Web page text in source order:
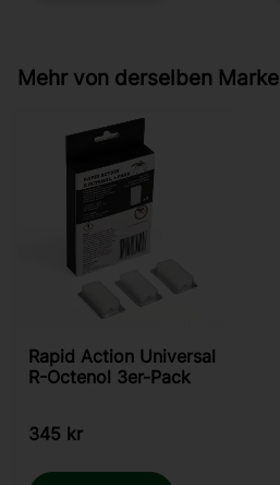
Mehr von derselben Marke
Rapid Action Universal
R-Octenol 3er-Pack
345 kr